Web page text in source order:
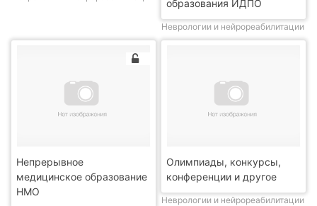
образования ИДПО
Неврологии и нейрореабилитации
Непрерывное
медицинское образование
НМО
Олимпиады, конкурсы,
конференции и другое
Неврологии и нейрореабилитации